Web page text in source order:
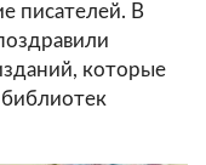
писателей. В
которые